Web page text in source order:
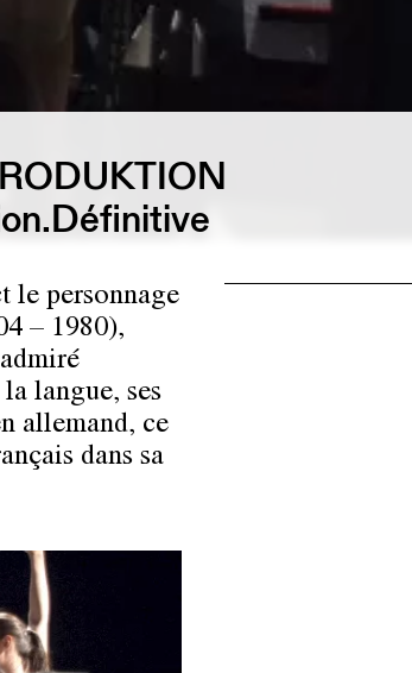
le personnage
– 1980),
langue, ses
allemand, ce
dans sa